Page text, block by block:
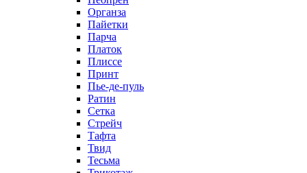
Органза
Пайетки
Парча
Платок
Плиссе
Принт
Пье-де-пуль
Ратин
Сетка
Стрейч
Тафта
Твид
Тесьма